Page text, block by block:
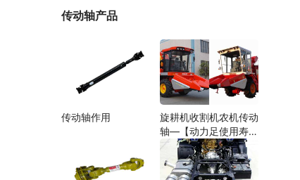
传动轴产品
传动轴作用
旋耕机收割机农机传动
轴—【动力足使用寿命
久】